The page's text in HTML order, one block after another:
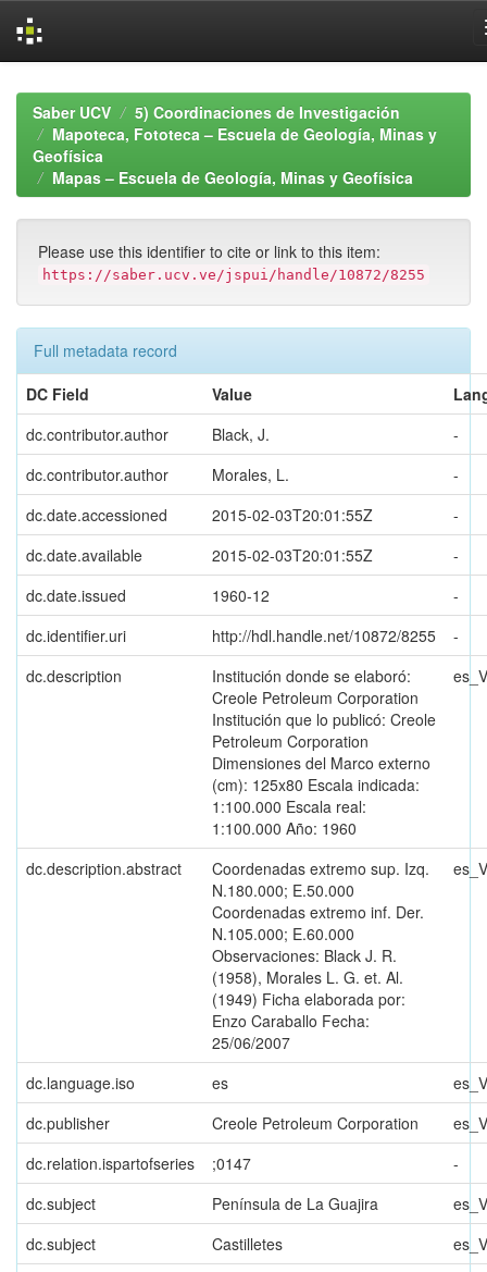
navigationSaber UCV
5) Coordinaciones de Investigación
Mapoteca, Fototeca – Escuela de Geología, Minas y
Geofísica
Mapas – Escuela de Geología, Minas y Geofísica
Please use this identifier to cite or link to this item:
https://saber.ucv.ve/jspui/handle/10872/8255
Full metadata record
DC Field
Value
dc.contributor.author
Black, J.
-
dc.contributor.author
Morales, L.
-
dc.date.accessioned
2015-02-03T20:01:55Z
-
dc.date.available
2015-02-03T20:01:55Z
-
dc.date.issued
1960-12
-
dc.identifier.uri
http://hdl.handle.net/10872/8255
-
dc.description
Institución donde se elaboró:
Creole Petroleum Corporation
Institución que lo publicó: Creole
Petroleum Corporation
Dimensiones del Marco externo
(cm): 125x80 Escala indicada:
1:100.000 Escala real:
1:100.000 Año: 1960
dc.description.abstract
Coordenadas extremo sup. Izq.
N.180.000; E.50.000
Coordenadas extremo inf. Der.
N.105.000; E.60.000
Observaciones: Black J. R.
(1958), Morales L. G. et. Al.
(1949) Ficha elaborada por:
Enzo Caraballo Fecha:
25/06/2007
dc.language.iso es
dc.publisher
Creole Petroleum Corporation
dc.relation.ispartofseries
;0147
-
dc.subject
Península de La Guajira
dc.subject
Castilletes